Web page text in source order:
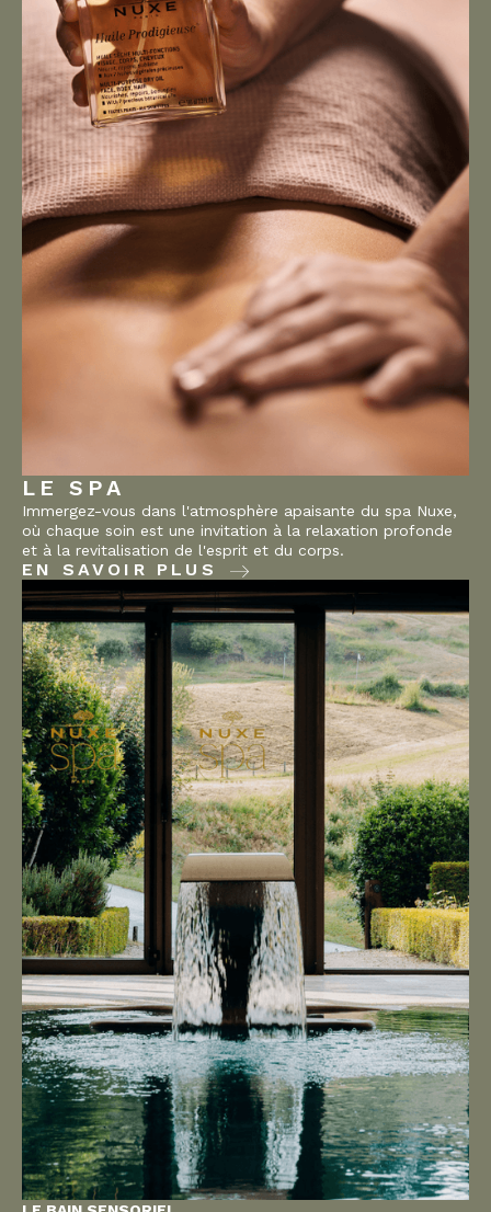
LE SPA
Immergez-vous dans l'atmosphère apaisante du spa Nuxe,
où chaque soin est une invitation à la relaxation profonde
et à la revitalisation de l'esprit et du corps.
EN SAVOIR PLUS